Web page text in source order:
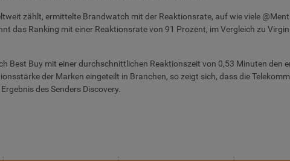
zählt, ermittelte Brandwatch mit der Reaktionsrate, auf wie viele
das Ranking mit einer Reaktionsrate von 91 Prozent, im Vergleich zu
Best Buy mit einer durchschnittlichen Reaktionszeit von 0,53 Minuten den
der Marken eingeteilt in Branchen, so zeigt sich, dass die
des Senders Discovery.